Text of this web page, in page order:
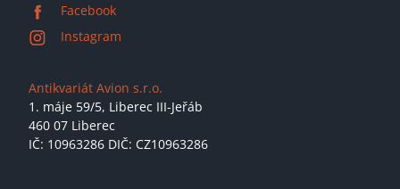
Facebook
Instagram
Antikvariát Avion s.r.o.
1. máje 59/5, Liberec III-Jeřáb
460 07 Liberec
IČ: 10963286 DIČ: CZ10963286